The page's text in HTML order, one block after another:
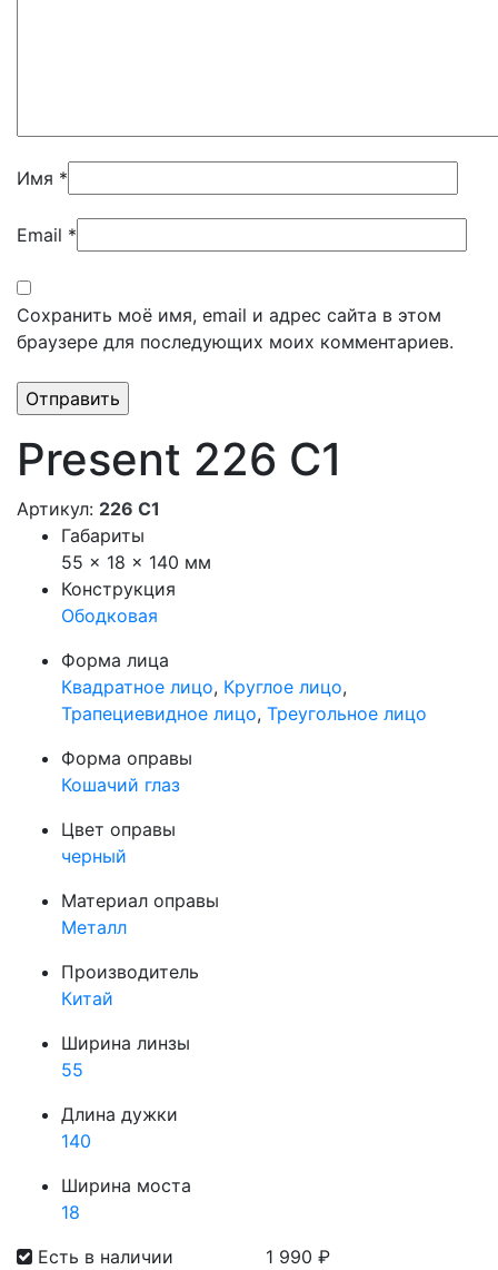
Имя *
Email *
Сохранить моё имя, email и адрес сайта в этом
браузере для последующих моих комментариев.
Present 226 C1
Артикул: 226 C1
Габариты
55 × 18 × 140 мм
Конструкция
Ободковая
Форма лица
Квадратное лицо, Круглое лицо,
Трапециевидное лицо, Треугольное лицо
Форма оправы
Кошачий глаз
Цвет оправы
черный
Материал оправы
Металл
Производитель
Китай
Ширина линзы
55
Длина дужки
140
Ширина моста
18
Есть в наличии
1 990 ₽